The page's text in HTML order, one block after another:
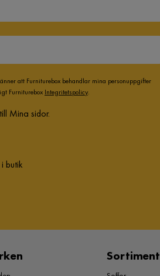
att Furniturebox behandlar mina personuppgifter
Furniturebox Integritetspolicy.
Mina sidor.
butik
Sortiment